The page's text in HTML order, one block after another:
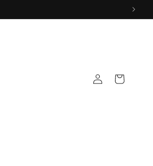
in
Cart